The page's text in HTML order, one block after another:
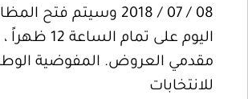
08 / 07 / 2018 وسيتم
اليوم على تمام
مقدمي العروض. المفوضية
للانتخابات